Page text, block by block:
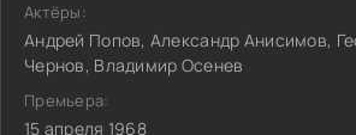
Актёры:
Андрей Попов, Александр Анисимов,
Чернов, Владимир Осенев
Премьера:
15 апреля 1968